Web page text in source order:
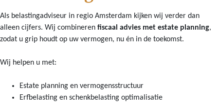
Als belastingadviseur in regio Amsterdam kijken wij verder dan
alleen cijfers. Wij combineren fiscaal advies met estate planning,
zodat u grip houdt op uw vermogen, nu én in de toekomst.
Wij helpen u met:
Estate planning en vermogensstructuur
Erfbelasting en schenkbelasting optimalisatie